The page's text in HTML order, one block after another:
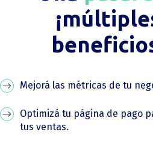
Mejorá las métricas de tu
Optimizá tu página de pago
tus ventas.